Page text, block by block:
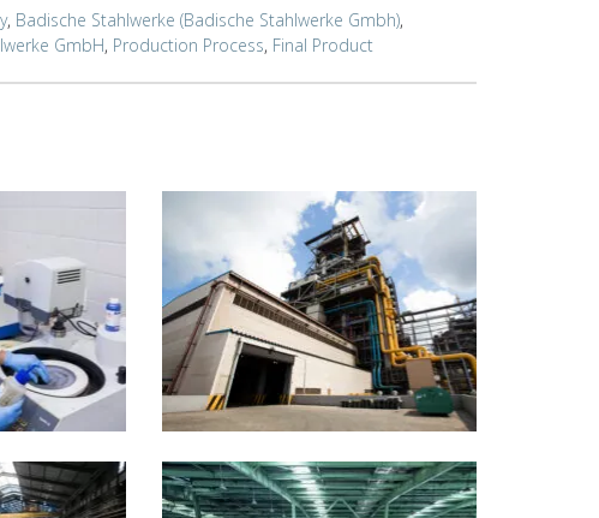
, Badische Stahlwerke (Badische Stahlwerke Gmbh),
GmbH, Production Process, Final Product